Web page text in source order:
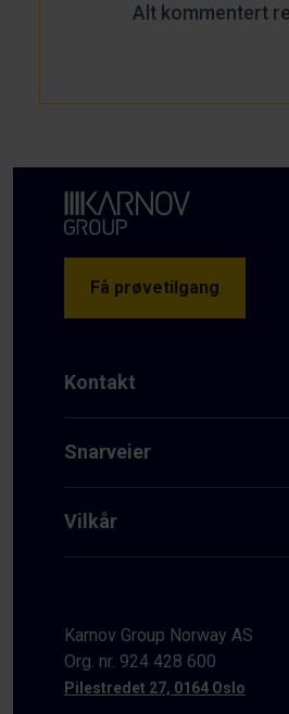
Alt kommentert
Få prøvetilgang
Kontakt
Snarveier
Vilkår
Karnov Group Norway AS
Org. nr. 924 428 600
Pilestredet 27, 0164 Oslo